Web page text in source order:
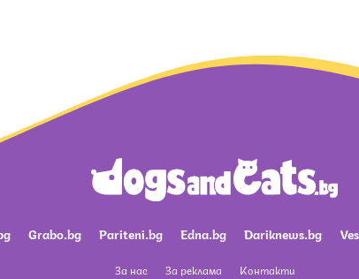
Grabo.bg Pariteni.bg Edna.bg Dariknews.bg
За нас За реклама Контакти